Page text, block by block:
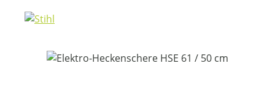
Bildergalerie überspringen